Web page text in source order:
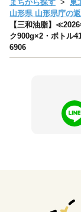
まちから探す 東
山形県 山形県庁の
【三和油脂】
ク900g×2・ボトル
6906